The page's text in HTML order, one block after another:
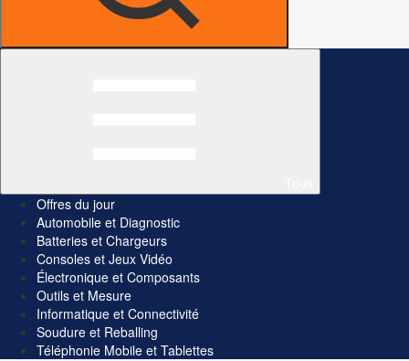
Offres du jour
Automobile et Diagnostic
Batteries et Chargeurs
Consoles et Jeux Vidéo
Électronique et Composants
Outils et Mesure
Informatique et Connectivité
Soudure et Reballing
Téléphonie Mobile et Tablettes